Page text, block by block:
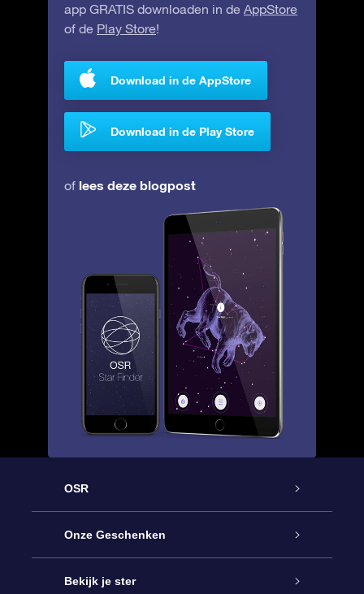
app GRATIS downloaden in de AppStore
of de Play Store!
Download in de AppStore
Download in de Play Store
of lees deze blogpost
OSR
Service
Contact
Onze Geschenken
Online Star Gift
Bekijk je ster